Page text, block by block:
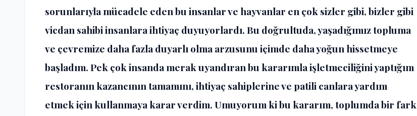
sorunlarıyla mücadele eden bu insanlar ve hayvanlar en çok sizler gibi, bizler gibi
vicdan sahibi insanlara ihtiyaç duyuyorlardı. Bu doğrultuda, yaşadığımız topluma
ve çevremize daha fazla duyarlı olma arzusunu içimde daha yoğun hissetmeye
başladım. Pek çok insanda merak uyandıran bu kararımla işletmeciliğini yaptığım
restoranın kazancının tamamını, ihtiyaç sahiplerine ve patili canlara yardım
etmek için kullanmaya karar verdim. Umuyorum ki bu kararım, toplumda bir fark